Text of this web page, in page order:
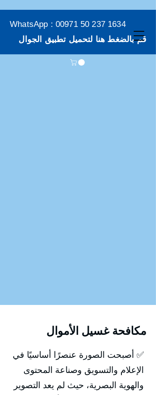
WhatsApp : 00971 50 237 1634
قم بالضغط هنا لتحميل تطبيق الجوال
مكافحة غسيل الأموال
✅ أصبحت الصورة عنصرًا أساسيًا في
الإعلام والتسويق وصناعة المحتوى
والهوية البصرية، حيث لم يعد التصوير